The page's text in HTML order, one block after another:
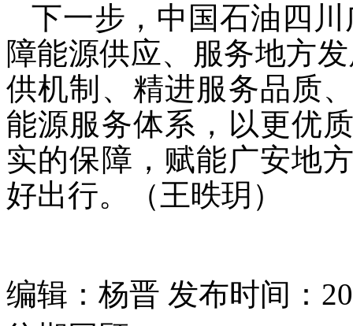
下一步，中国石油四
障能源供应、服务地方
供机制、精进服务品质
能源服务体系，以更优
实的保障，赋能广安地
好出行。（王昳玥）
编辑：杨晋 发布时间：